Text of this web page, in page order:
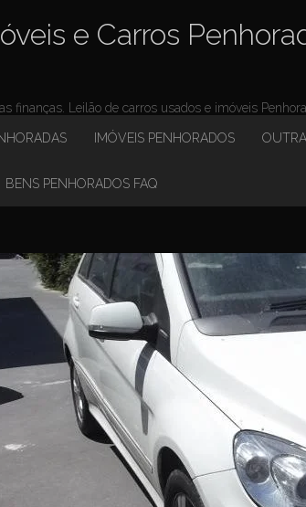
e Carros
finanças. Leilão de carros usados e imóveis
IMÓVEIS PENHORADOS
BENS PENHORADOS FAQ